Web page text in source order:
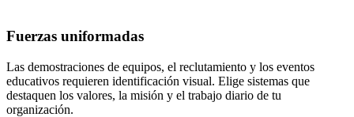
Fuerzas uniformadas
Las demostraciones de equipos, el reclutamiento y los eventos
educativos requieren identificación visual. Elige sistemas que
destaquen los valores, la misión y el trabajo diario de tu
organización.